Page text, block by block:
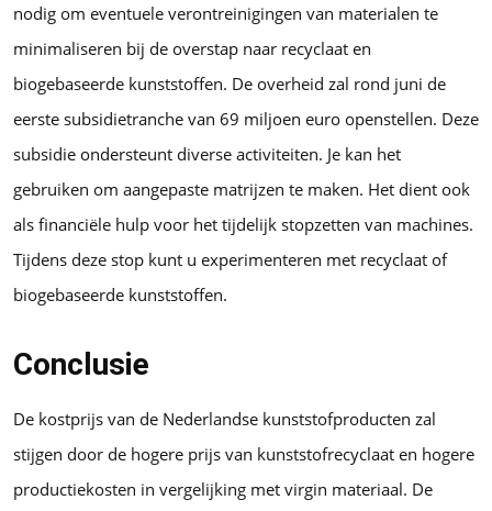
nodig om eventuele verontreinigingen van materialen te
minimaliseren bij de overstap naar recyclaat en
biogebaseerde kunststoffen. De overheid zal rond juni de
eerste subsidietranche van 69 miljoen euro openstellen. Deze
subsidie ondersteunt diverse activiteiten. Je kan het
gebruiken om aangepaste matrijzen te maken. Het dient ook
als financiële hulp voor het tijdelijk stopzetten van machines.
Tijdens deze stop kunt u experimenteren met recyclaat of
biogebaseerde kunststoffen.
Conclusie
De kostprijs van de Nederlandse kunststofproducten zal
stijgen door de hogere prijs van kunststofrecyclaat en hogere
productiekosten in vergelijking met virgin materiaal. De